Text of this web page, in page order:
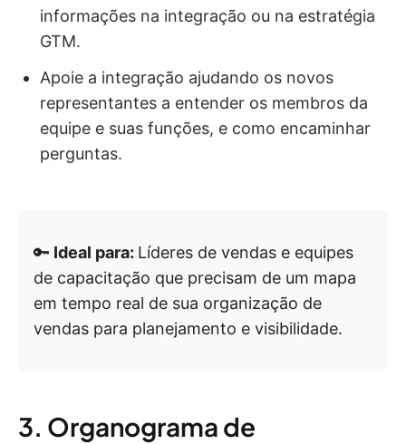
informações na integração ou na estratégia
GTM.
Apoie a integração ajudando os novos
representantes a entender os membros da
equipe e suas funções, e como encaminhar
perguntas.
🔑 Ideal para: Líderes de vendas e equipes
de capacitação que precisam de um mapa
em tempo real de sua organização de
vendas para planejamento e visibilidade.
3. Organograma de